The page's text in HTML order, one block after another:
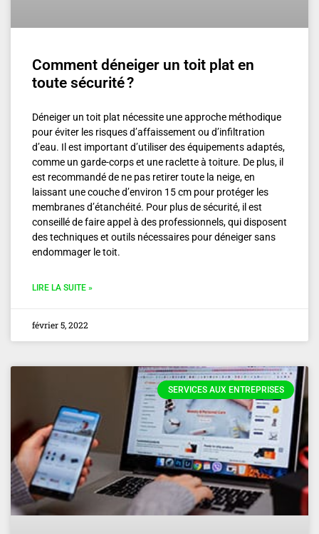
Comment déneiger un toit plat en
toute sécurité ?
Déneiger un toit plat nécessite une approche méthodique
pour éviter les risques d’affaissement ou d’infiltration
d’eau. Il est important d’utiliser des équipements adaptés,
comme un garde-corps et une raclette à toiture. De plus, il
est recommandé de ne pas retirer toute la neige, en
laissant une couche d’environ 15 cm pour protéger les
membranes d’étanchéité. Pour plus de sécurité, il est
conseillé de faire appel à des professionnels, qui disposent
des techniques et outils nécessaires pour déneiger sans
endommager le toit.
LIRE LA SUITE »
février 5, 2022
SERVICES AUX ENTREPRISES